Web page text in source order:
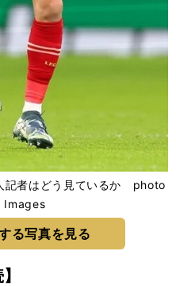
記者はどう見ているか photo
Images
る写真を見る